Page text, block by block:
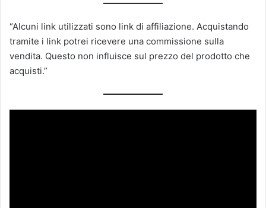
“Alcuni link utilizzati sono link di affiliazione. Acquistando
tramite i link potrei ricevere una commissione sulla
vendita. Questo non influisce sul prezzo del prodotto che
acquisti.”